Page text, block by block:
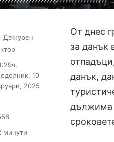
От днес
за данък
данък,
дължима
Дежурен
10
2025
минути